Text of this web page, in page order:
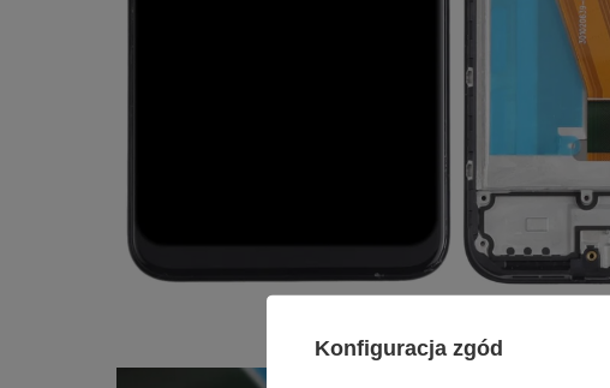
Konfiguracja zgód